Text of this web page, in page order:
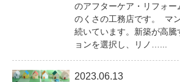
のアフターケア・リフォ
のくさの工務店です。 マ
続いています。新築が高騰
ョンを選択し、リノ…...
2023.06.13